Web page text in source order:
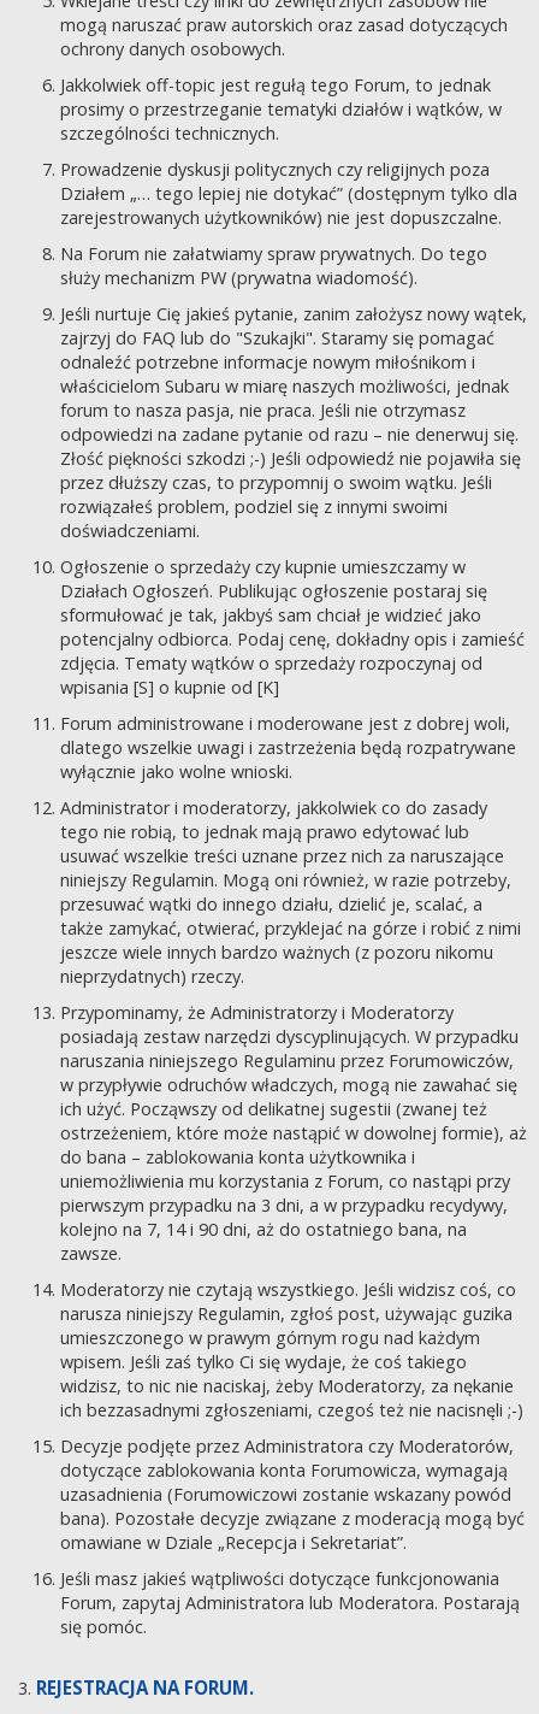
mogą naruszać praw autorskich oraz zasad dotyczących
ochrony danych osobowych.
Jakkolwiek off-topic jest regułą tego Forum, to jednak
prosimy o przestrzeganie tematyki działów i wątków, w
szczególności technicznych.
Prowadzenie dyskusji politycznych czy religijnych poza
Działem „… tego lepiej nie dotykać” (dostępnym tylko dla
zarejestrowanych użytkowników) nie jest dopuszczalne.
Na Forum nie załatwiamy spraw prywatnych. Do tego
służy mechanizm PW (prywatna wiadomość).
Jeśli nurtuje Cię jakieś pytanie, zanim założysz nowy wątek,
zajrzyj do FAQ lub do "Szukajki". Staramy się pomagać
odnaleźć potrzebne informacje nowym miłośnikom i
właścicielom Subaru w miarę naszych możliwości, jednak
forum to nasza pasja, nie praca. Jeśli nie otrzymasz
odpowiedzi na zadane pytanie od razu – nie denerwuj się.
Złość piękności szkodzi ;-) Jeśli odpowiedź nie pojawiła się
przez dłuższy czas, to przypomnij o swoim wątku. Jeśli
rozwiązałeś problem, podziel się z innymi swoimi
doświadczeniami.
Ogłoszenie o sprzedaży czy kupnie umieszczamy w
Działach Ogłoszeń. Publikując ogłoszenie postaraj się
sformułować je tak, jakbyś sam chciał je widzieć jako
potencjalny odbiorca. Podaj cenę, dokładny opis i zamieść
zdjęcia. Tematy wątków o sprzedaży rozpoczynaj od
wpisania [S] o kupnie od [K]
Forum administrowane i moderowane jest z dobrej woli,
dlatego wszelkie uwagi i zastrzeżenia będą rozpatrywane
wyłącznie jako wolne wnioski.
Administrator i moderatorzy, jakkolwiek co do zasady
tego nie robią, to jednak mają prawo edytować lub
usuwać wszelkie treści uznane przez nich za naruszające
niniejszy Regulamin. Mogą oni również, w razie potrzeby,
przesuwać wątki do innego działu, dzielić je, scalać, a
także zamykać, otwierać, przyklejać na górze i robić z nimi
jeszcze wiele innych bardzo ważnych (z pozoru nikomu
nieprzydatnych) rzeczy.
Przypominamy, że Administratorzy i Moderatorzy
posiadają zestaw narzędzi dyscyplinujących. W przypadku
naruszania niniejszego Regulaminu przez Forumowiczów,
w przypływie odruchów władczych, mogą nie zawahać się
ich użyć. Począwszy od delikatnej sugestii (zwanej też
ostrzeżeniem, które może nastąpić w dowolnej formie), aż
do bana – zablokowania konta użytkownika i
uniemożliwienia mu korzystania z Forum, co nastąpi przy
pierwszym przypadku na 3 dni, a w przypadku recydywy,
kolejno na 7, 14 i 90 dni, aż do ostatniego bana, na
zawsze.
Moderatorzy nie czytają wszystkiego. Jeśli widzisz coś, co
narusza niniejszy Regulamin, zgłoś post, używając guzika
umieszczonego w prawym górnym rogu nad każdym
wpisem. Jeśli zaś tylko Ci się wydaje, że coś takiego
widzisz, to nic nie naciskaj, żeby Moderatorzy, za nękanie
ich bezzasadnymi zgłoszeniami, czegoś też nie nacisnęli ;-)
Decyzje podjęte przez Administratora czy Moderatorów,
dotyczące zablokowania konta Forumowicza, wymagają
uzasadnienia (Forumowiczowi zostanie wskazany powód
bana). Pozostałe decyzje związane z moderacją mogą być
omawiane w Dziale „Recepcja i Sekretariat”.
Jeśli masz jakieś wątpliwości dotyczące funkcjonowania
Forum, zapytaj Administratora lub Moderatora. Postarają
się pomóc.
REJESTRACJA NA FORUM.